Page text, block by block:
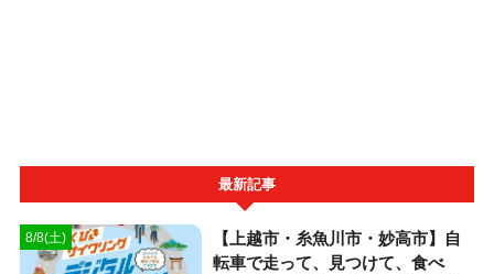
最新記事
8/8(土)
【上越市・糸魚川市・妙高市】自
転車で走って、見つけて、食べ